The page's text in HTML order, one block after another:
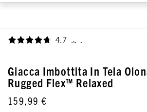
4.7 ,
Giacca Imbottita In Tela
Rugged Flex™ Relaxed
159,99 €